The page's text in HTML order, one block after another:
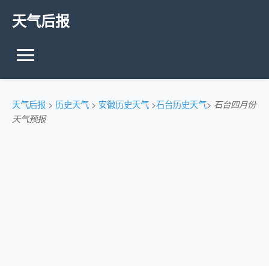
天气后报
天气后报 > 历史天气 > 安徽历史天气 >石台历史天气> 石台四月份
天气预报